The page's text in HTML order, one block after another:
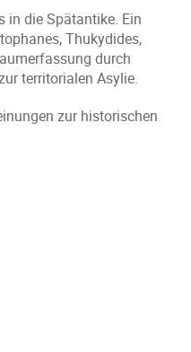
in die Spätantike. Ein
Thukydides,
durch
territorialen Asylie.
zur historischen